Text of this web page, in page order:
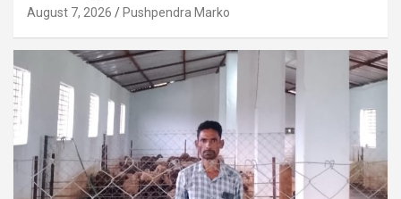
August 7, 2026 Pushpendra Marko